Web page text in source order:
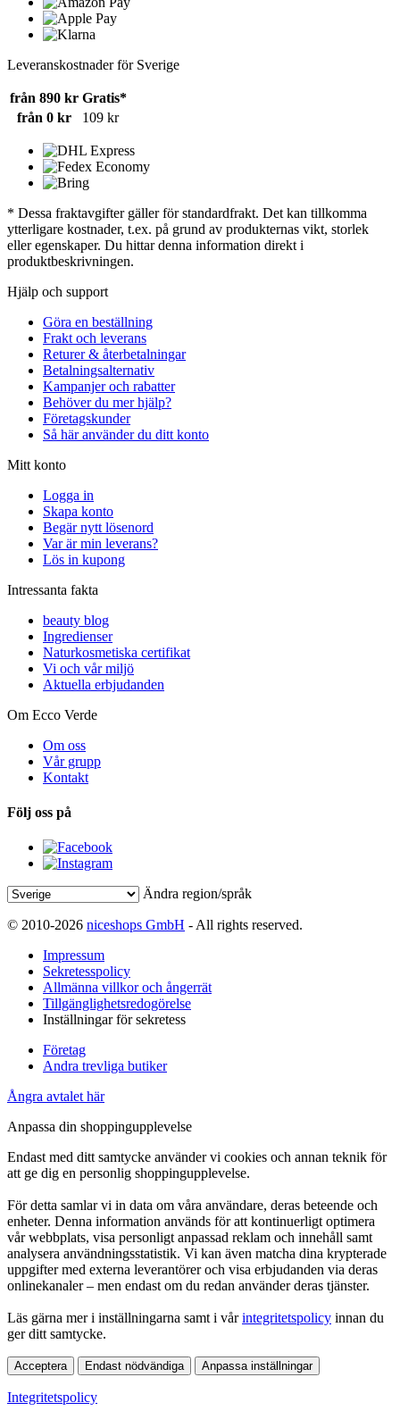
Leveranskostnader för Sverige
från 890 kr Gratis*
från 0 kr
109 kr
* Dessa fraktavgifter gäller för standardfrakt. Det kan tillkomma
ytterligare kostnader, t.ex. på grund av produkternas vikt, storlek
eller egenskaper. Du hittar denna information direkt i
produktbeskrivningen.
Hjälp och support
Göra en beställning
Frakt och leverans
Returer & återbetalningar
Betalningsalternativ
Kampanjer och rabatter
Behöver du mer hjälp?
Företagskunder
Så här använder du ditt konto
Mitt konto
Logga in
Skapa konto
Begär nytt lösenord
Var är min leverans?
Lös in kupong
Intressanta fakta
beauty blog
Ingredienser
Naturkosmetiska certifikat
Vi och vår miljö
Aktuella erbjudanden
Om Ecco Verde
Om oss
Vår grupp
Kontakt
Följ oss på
Ändra region/språk
© 2010-2026 niceshops GmbH - All rights reserved.
Impressum
Sekretesspolicy
Allmänna villkor och ångerrät
Tillgänglighetsredogörelse
Inställningar för sekretess
Företag
Andra trevliga butiker
Ångra avtalet här
Anpassa din shoppingupplevelse
Endast med ditt samtycke använder vi cookies och annan teknik för
att ge dig en personlig shoppingupplevelse.
För detta samlar vi in data om våra användare, deras beteende och
enheter. Denna information används för att kontinuerligt optimera
vår webbplats, visa personligt anpassad reklam och innehåll samt
analysera användningsstatistik. Vi kan även matcha dina krypterade
uppgifter med externa leverantörer och visa erbjudanden via deras
onlinekanaler – men endast om du redan använder deras tjänster.
Läs gärna mer i inställningarna samt i vårintegritetspolicy innan du
ger ditt samtycke.
Acceptera Endast nödvändiga Anpassa inställningar
Integritetspolicy